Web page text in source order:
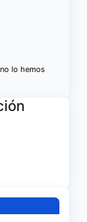
lo hemos